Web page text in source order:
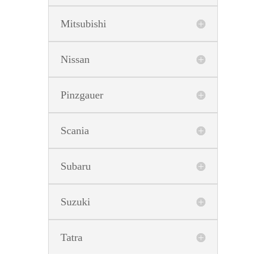
Mitsubishi
Nissan
Pinzgauer
Scania
Subaru
Suzuki
Tatra